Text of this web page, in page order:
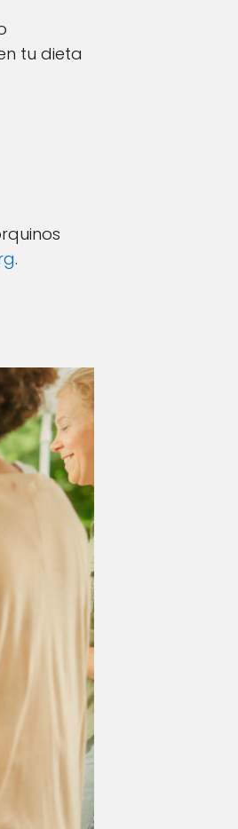
tu dieta
.